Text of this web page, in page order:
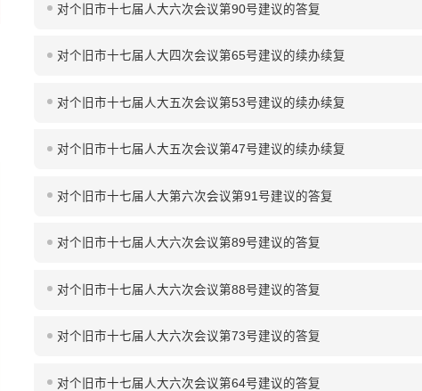
对个旧市十七届人大六次会议第90号建议的答复
对个旧市十七届人大四次会议第65号建议的续办续复
对个旧市十七届人大五次会议第53号建议的续办续复
对个旧市十七届人大五次会议第47号建议的续办续复
对个旧市十七届人大第六次会议第91号建议的答复
对个旧市十七届人大六次会议第89号建议的答复
对个旧市十七届人大六次会议第88号建议的答复
对个旧市十七届人大六次会议第73号建议的答复
对个旧市十七届人大六次会议第64号建议的答复